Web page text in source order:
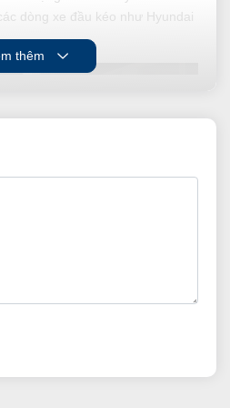
dòng xe đầu kéo như Hyundai
mới nhất 2022 tại Việt
thêm